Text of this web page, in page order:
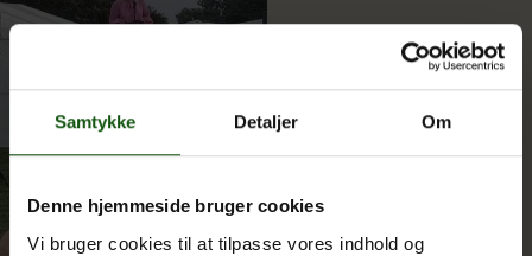
Samtykke Detaljer Om
Denne hjemmeside bruger cookies
Vi bruger cookies til at tilpasse vores indhold og
Vores uddannelser